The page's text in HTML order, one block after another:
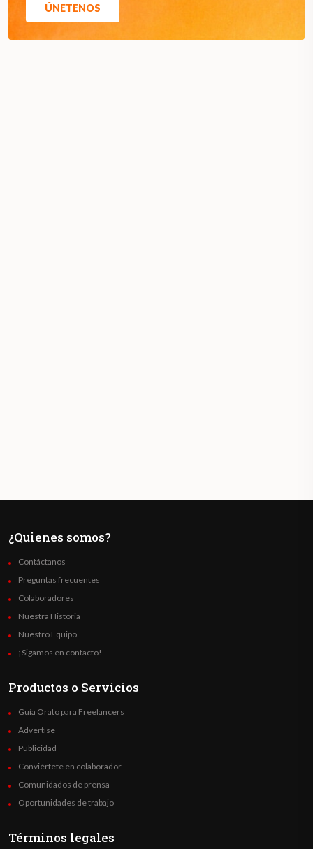
ÚNETENOS
¿Quienes somos?
Contáctanos
Preguntas frecuentes
Colaboradores
Nuestra Historia
Nuestro Equipo
¡Sigamos en contacto!
Productos o Servicios
Guía Orato para Freelancers
Advertise
Publicidad
Conviértete en colaborador
Comunidados de prensa
Oportunidades de trabajo
Términos legales